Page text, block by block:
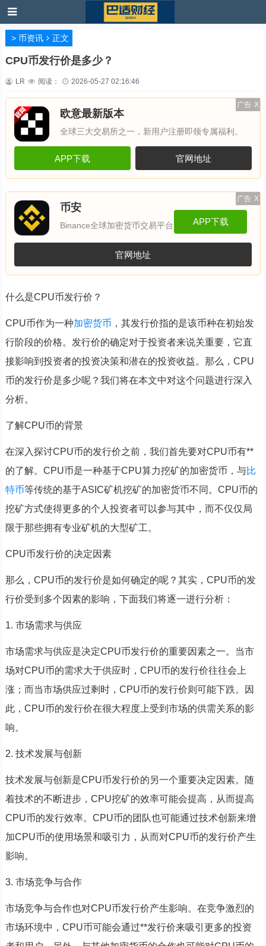
> 币资讯 正文
CPU币发行价是多少？
LR 阅读： 2026-05-27 02:16:46
广告 X
欧意最新版本
全球三大交易所之一，新用户注册即领专属福利。
APP下载 官网地址
广告 X
币安
Binance全球加密货币交易平台 APP下载
官网地址
什么是CPU币发行价？
CPU币作为一种加密货币 ，其发行价指的是该币种在初始发
行阶段的价格。发行价的确定对于投资者来说关重要，它直
接影响到投资者的投资决策和潜在的投资收益。那么，CPU
币的发行价是多少呢？我们将在本文中对这个问题进行深入
分析。
了解CPU币的背景
在深入探讨CPU币的发行价之前，我们首先要对CPU币有**
的了解。CPU币是一种基于CPU算力挖矿的加密货币，与比
特币等传统的基于ASIC矿机挖矿的加密货币不同。CPU币的
挖矿方式使得更多的个人投资者可以参与其中，而不仅仅局
限于那些拥有专业矿机的大型矿工。
CPU币发行价的决定因素
那么，CPU币的发行价是如何确定的呢？其实，CPU币的发
行价受到多个因素的影响，下面我们将逐一进行分析：
1. 市场需求与供应
市场需求与供应是决定CPU币发行价的重要因素之一。当市
场对CPU币的需求大于供应时，CPU币的发行价往往会上
涨；而当市场供应过剩时，CPU币的发行价则可能下跌。因
此，CPU币的发行价在很大程度上受到市场的供需关系的影
响。
2. 技术发展与创新
技术发展与创新是CPU币发行价的另一个重要决定因素。随
着技术的不断进步，CPU挖矿的效率可能会提高，从而提高
CPU币的发行效率。CPU币的团队也可能通过技术创新来增
加CPU币的使用场景和吸引力，从而对CPU币的发行价产生
影响。
3. 市场竞争与合作
市场竞争与合作也对CPU币发行价产生影响。在竞争激烈的
市场环境中，CPU币可能会通过**发行价来吸引更多的投资